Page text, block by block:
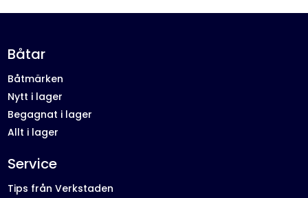
Båtar
Båtmärken
Nytt i lager
Begagnat i lager
Allt i lager
Service
Tips från Verkstaden